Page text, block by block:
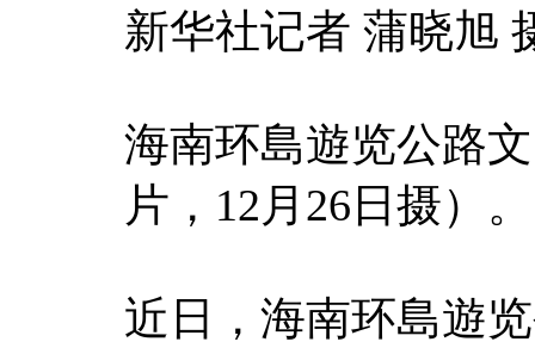
新华社记者 蒲晓旭
海南环島遊览公路
片，12月26日摄）。
近日，海南环島遊